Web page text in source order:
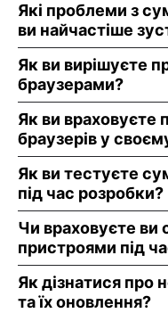
Які проблеми з
ви найчастіше
Як ви вирішуєте
браузерами?
Як ви враховуєте
браузерів у
Як ви тестуєте
під час розробки?
Чи враховуєте ви
пристроями під
Як дізнатися про
та їх оновлення?